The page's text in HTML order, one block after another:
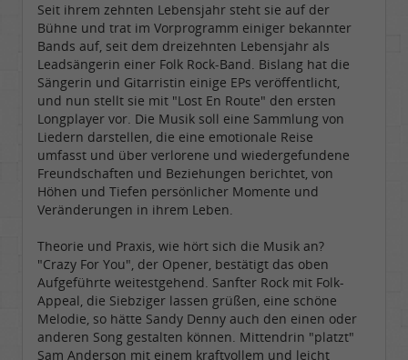
Seit ihrem zehnten Lebensjahr steht sie auf der
Bühne und trat im Vorprogramm einiger bekannter
Bands auf, seit dem dreizehnten Lebensjahr als
Leadsängerin einer Folk Rock-Band. Bislang hat die
Sängerin und Gitarristin einige EPs veröffentlicht,
und nun stellt sie mit "Lost En Route" den ersten
Longplayer vor. Die Musik soll eine Sammlung von
Liedern darstellen, die eine emotionale Reise
umfasst und über verlorene und wiedergefundene
Freundschaften und Beziehungen berichtet, von
Höhen und Tiefen persönlicher Momente und
Veränderungen in ihrem Leben.
Theorie und Praxis, wie hört sich die Musik an?
"Crazy For You", der Opener, bestätigt das oben
Aufgeführte weitestgehend. Sanfter Rock mit Folk-
Appeal, die Siebziger lassen grüßen, eine schöne
Melodie, so hätte Sandy Denny auch den einen oder
anderen Song gestalten können. Mittendrin "platzt"
Sam Anderson mit einem kraftvollem und leicht